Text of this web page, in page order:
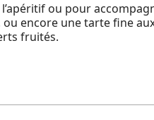
ou pour
ou encore une tarte fine
fruités.